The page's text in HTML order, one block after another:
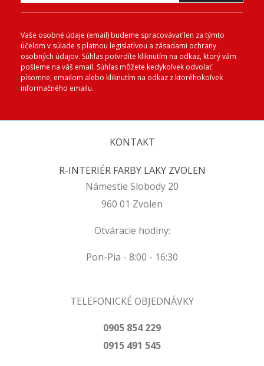
Vaše osobné údaje (email) budeme spracovávať len za týmto
účelom v súlade s platnou legislatívou a zásadami ochrany
osobných údajov. Súhlas potvrdíte kliknutím na odkaz, ktorý vám
pošleme na váš email. Súhlas môžete kedykoľvek odvolať
písomne, emailom alebo kliknutím na odkaz z ktoréhokoľvek
informačného emailu.
KONTAKT
R-INTERIÉR FARBY LAKY ZVOLEN
Námestie Slobody 20
960 01 Zvolen
Otváracie hodiny:
Pon-Pia - 8:00 - 16:30
TELEFONICKÉ OBJEDNÁVKY
0905 854 229
0915 491 545